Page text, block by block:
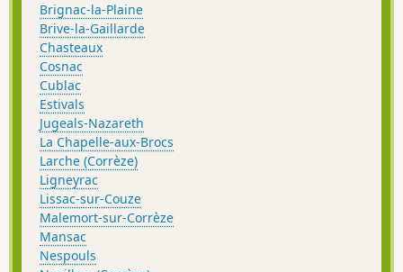
Brignac-la-Plaine
Brive-la-Gaillarde
Chasteaux
Cosnac
Cublac
Estivals
Jugeals-Nazareth
La Chapelle-aux-Brocs
Larche (Corrèze)
Ligneyrac
Lissac-sur-Couze
Malemort-sur-Corrèze
Mansac
Nespouls